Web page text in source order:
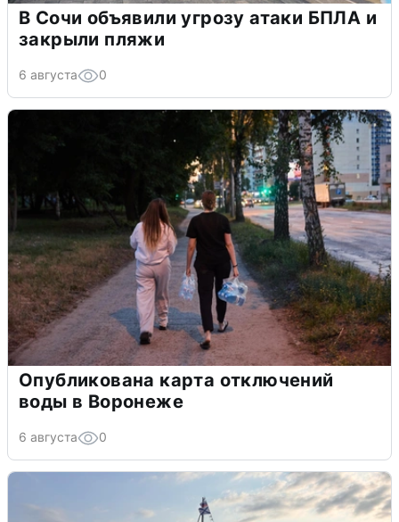
В Сочи объявили угрозу атаки БПЛА и
закрыли пляжи
6 августа 0
Опубликована карта отключений
воды в Воронеже
6 августа 0